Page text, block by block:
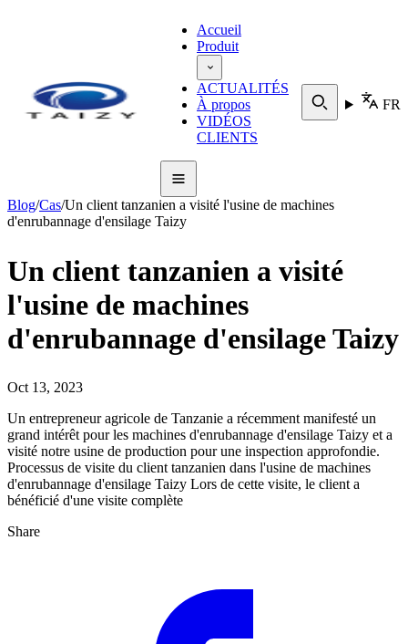
Accueil
Produit
ACTUALITÉS
À propos
VIDÉOS
CLIENTS
FR
Blog/Cas/Un client tanzanien a visité l'usine de machines
d'enrubannage d'ensilage Taizy
Un client tanzanien a visité
l'usine de machines
d'enrubannage d'ensilage Taizy
Oct 13, 2023
Un entrepreneur agricole de Tanzanie a récemment manifesté un
grand intérêt pour les machines d'enrubannage d'ensilage Taizy et a
visité notre usine de production pour une inspection approfondie.
Processus de visite du client tanzanien dans l'usine de machines
d'enrubannage d'ensilage Taizy Lors de cette visite, le client a
bénéficié d'une visite complète
Share